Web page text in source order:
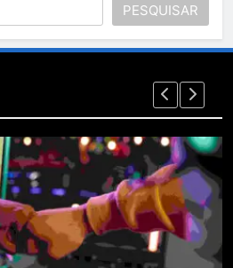
PESQUISAR